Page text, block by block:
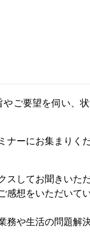
ご要望を伺い、
ーにお集まりく
してお聞きいた
想をいただいて
や生活の問題解